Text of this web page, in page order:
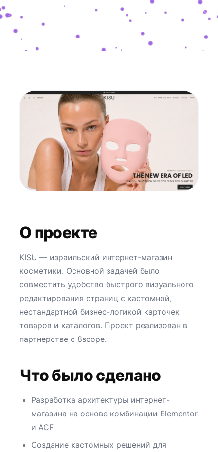
.COM
О проекте
KISU — израильский интернет-магазин
косметики. Основной задачей было
совместить удобство быстрого визуального
редактирования страниц с кастомной,
нестандартной бизнес-логикой карточек
товаров и каталогов. Проект реализован в
партнерстве с 8scope.
Что было сделано
Разработка архитектуры интернет-
магазина на основе комбинации Elementor
и ACF.
Создание кастомных решений для